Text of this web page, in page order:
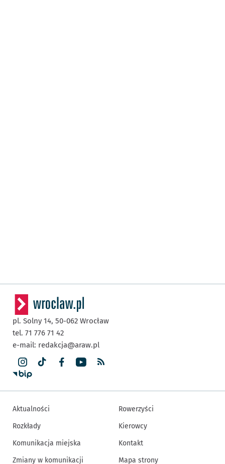
pl. Solny 14, 50-062 Wrocław
tel. 71 776 71 42
e-mail: redakcja@araw.pl
Aktualności
Rozkłady
Komunikacja miejska
Zmiany w komunikacji
Rowerzyści
Kierowcy
Kontakt
Mapa strony